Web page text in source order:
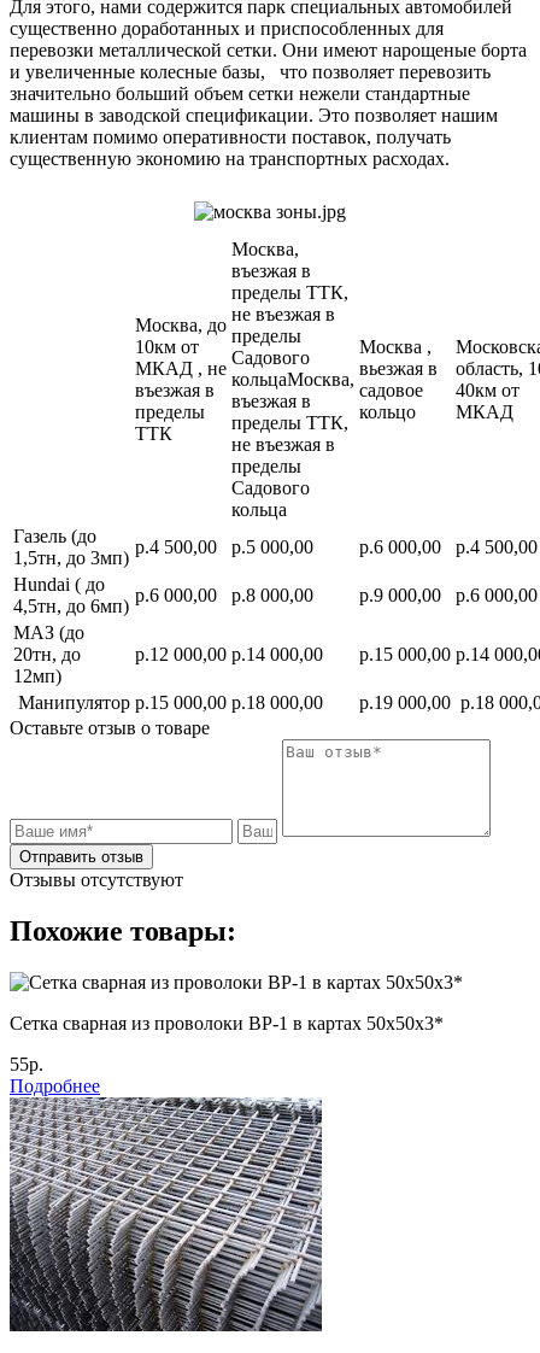
Для этого, нами содержится парк специальных автомобилей
существенно доработанных и приспособленных для
перевозки металлической сетки. Они имеют нарощеные борта
и увеличенные колесные базы, что позволяет перевозить
значительно больший объем сетки нежели стандартные
машины в заводской спецификации. Это позволяет нашим
клиентам помимо оперативности поставок, получать
существенную экономию на транспортных расходах.
Москва, до
10км от
МКАД , не
въезжая в
пределы
ТТК
Москва,
въезжая в
пределы ТТК,
не въезжая в
пределы
Садового
кольцаМосква,
въезжая в
пределы ТТК,
не въезжая в
пределы
Садового
кольца
Москва ,
вьезжая в
садовое
кольцо
область,
40км от
МКАД
Газель (до
1,5тн, до 3мп)
р.4 500,00 р.5 000,00 р.6 000,00
р.4 500,00
Hundai ( до
4,5тн, до 6мп)
р.6 000,00 р.8 000,00 р.9 000,00
р.6 000,00
МАЗ (до
20тн, до
12мп)
р.12 000,00 р.14 000,00 р.15 000,00 р.14
Манипулятор р.15 000,00 р.18 000,00 р.19 000,00 р.18
Оставьте отзыв о товаре
Отправить отзыв
Отзывы отсутствуют
Похожие товары:
Сетка сварная из проволоки ВР-1 в картах 50х50х3*
55р.
Подробнее